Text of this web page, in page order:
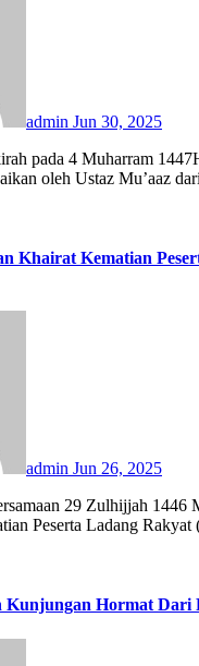
admin Jun 30, 2025
pada 4 Muharram
oleh Ustaz Mu’aaz
Khairat Kematian
admin Jun 26, 2025
29 Zulhijjah 1446
Peserta Ladang Rakyat
Kunjungan Hormat Dari